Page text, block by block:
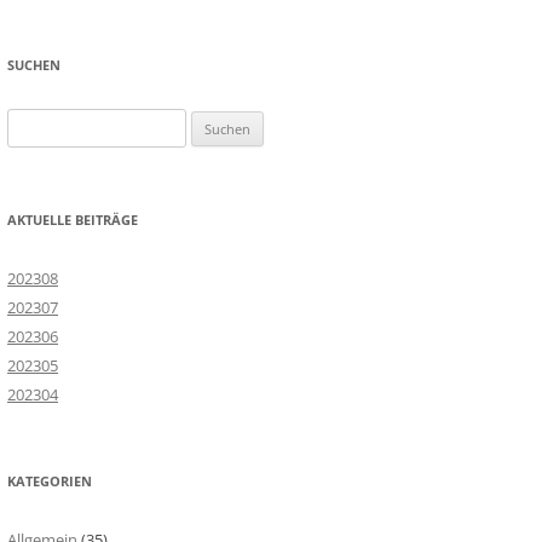
SUCHEN
nach:
AKTUELLE BEITRÄGE
202308
202307
202306
202305
202304
KATEGORIEN